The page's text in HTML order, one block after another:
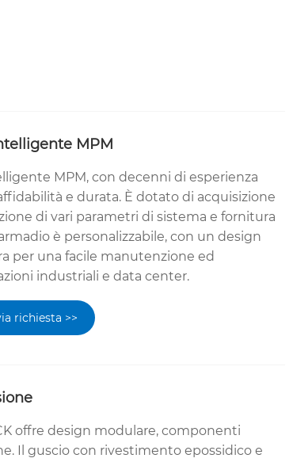
MPM
MPM, con decenni di esperienza
e durata. È dotato di acquisizione
di vari parametri di sistema e fornitura
è personalizzabile, con un design
per una facile manutenzione ed
industriali e data center.
richiesta >>
offre design modulare, componenti
Il guscio con rivestimento epossidico e